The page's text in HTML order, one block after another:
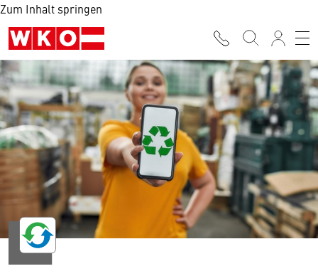
Zum Inhalt springen